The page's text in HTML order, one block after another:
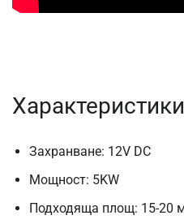
Захранване: 12V DC
Мощност: 5KW
Подходяща площ: 15-20